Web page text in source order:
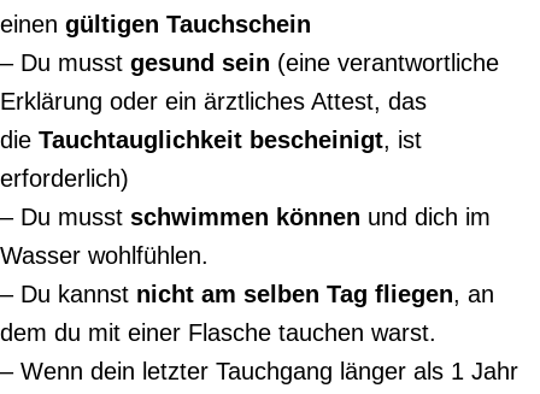
einen gültigen Tauchschein
– Du musst gesund sein (eine verantwortliche
Erklärung oder ein ärztliches Attest, das
die Tauchtauglichkeit bescheinigt, ist
erforderlich)
– Du musst schwimmen können und dich im
Wasser wohlfühlen.
– Du kannst nicht am selben Tag fliegen, an
dem du mit einer Flasche tauchen warst.
– Wenn dein letzter Tauchgang länger als 1 Jahr